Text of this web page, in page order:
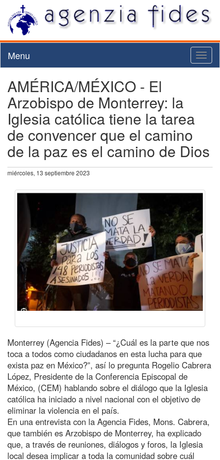
Menu
AMÉRICA/MÉXICO - El
Arzobispo de Monterrey: la
Iglesia católica tiene la tarea
de convencer que el camino
de la paz es el camino de Dios
miércoles, 13 septiembre 2023
Monterrey (Agencia Fides) – “¿Cuál es la parte que nos
toca a todos como ciudadanos en esta lucha para que
exista paz en México?”, así lo pregunta Rogelio Cabrera
López, Presidente de la Conferencia Episcopal de
México, (CEM) hablando sobre el diálogo que la Iglesia
católica ha iniciado a nivel nacional con el objetivo de
eliminar la violencia en el país.
En una entrevista con la Agencia Fides, Mons. Cabrera,
que también es Arzobispo de Monterrey, ha explicado
que, a través de reuniones, diálogos y foros, la Iglesia
local desea implicar a toda la comunidad sobre cuál